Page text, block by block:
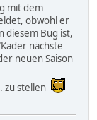
mit dem
obwohl er
diesem Bug ist,
nächste
neuen Saison
zu stellen